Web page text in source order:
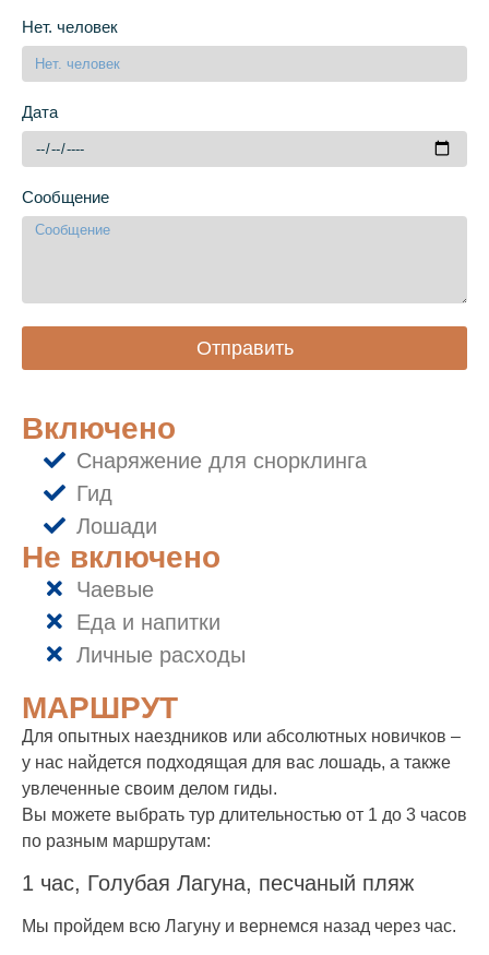
Нет. человек
Дата
Сообщение
Отправить
Включено
Снаряжение для снорклинга
Гид
Лошади
Не включено
Чаевые
Еда и напитки
Личные расходы
МАРШРУТ
Для опытных наездников или абсолютных новичков –
у нас найдется подходящая для вас лошадь, а также
увлеченные своим делом гиды.
Вы можете выбрать тур длительностью от 1 до 3 часов
по разным маршрутам:
1 час, Голубая Лагуна, песчаный пляж
Мы пройдем всю Лагуну и вернемся назад через час.